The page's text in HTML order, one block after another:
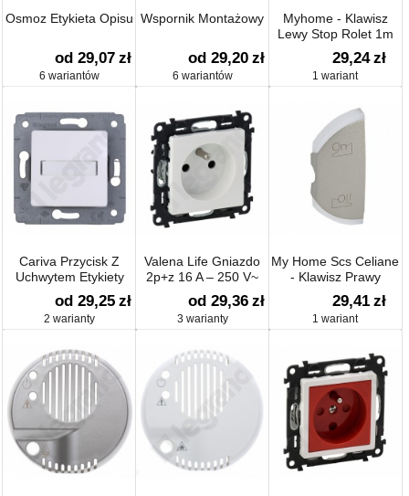
Osmoz Etykieta Opisu
od 29,07 zł
6 wariantów
Wspornik Montażowy
od 29,20 zł
6 wariantów
Myhome - Klawisz
Lewy Stop Rolet 1m
Kolor
29,24 zł
1 wariant
Cariva Przycisk Z
Uchwytem Etykiety
od 29,25 zł
2 warianty
Valena Life Gniazdo
2p+z 16 A – 250 V~
od 29,36 zł
3 warianty
My Home Scs Celiane
- Klawisz Prawy
źródło/stacja
Wzmacniacza
Podtynk.
29,41 zł
1 wariant